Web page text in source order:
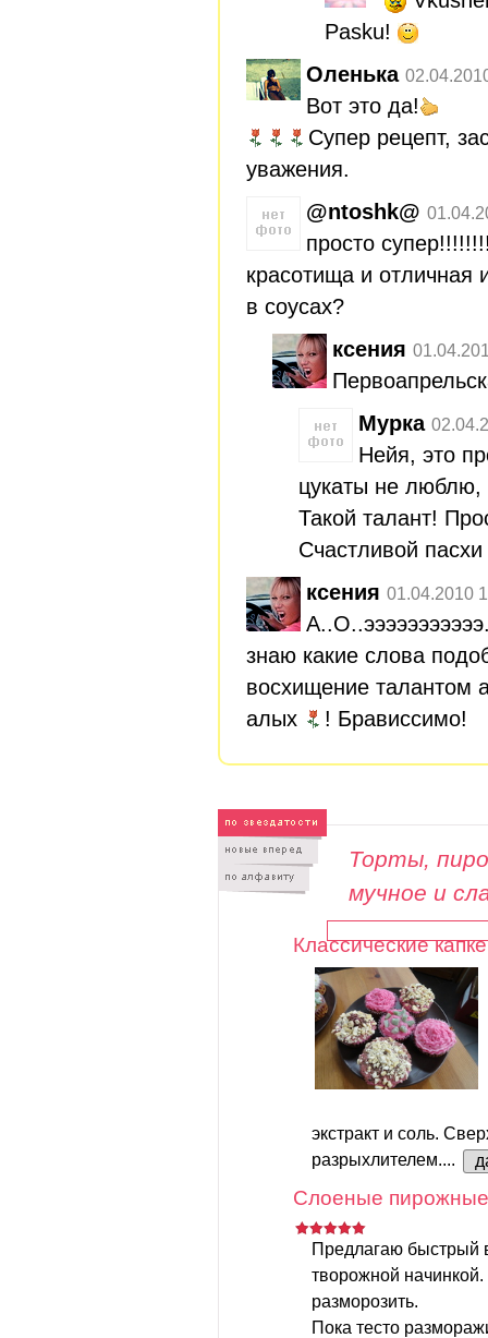
Pasku!
Оленька
Вот это да!
Супер рецепт,
уважения.
@ntoshk@
просто
красотища и отличная
в соусах?
ксения
Мурка
Нейя, это
цукаты не люблю,
Такой талант!
Счастливой
ксения 01.04.2010
знаю какие слова
восхищение талантом
алых
! Брависсимо!
Торты,
мучное и
Классические
экстракт и соль.
разрыхлителем....
Слоеные
Предлагаю быстрый
творожной
разморозить.
Пока тесто